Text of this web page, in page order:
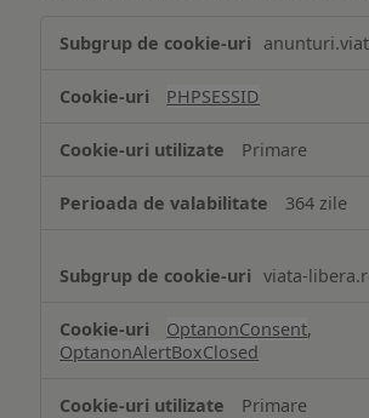
de
Cookie
necesare
PHPSESSID
Primare
364 zile
viata-
OptanonConsent,
OptanonAlertBoxClosed
Primare